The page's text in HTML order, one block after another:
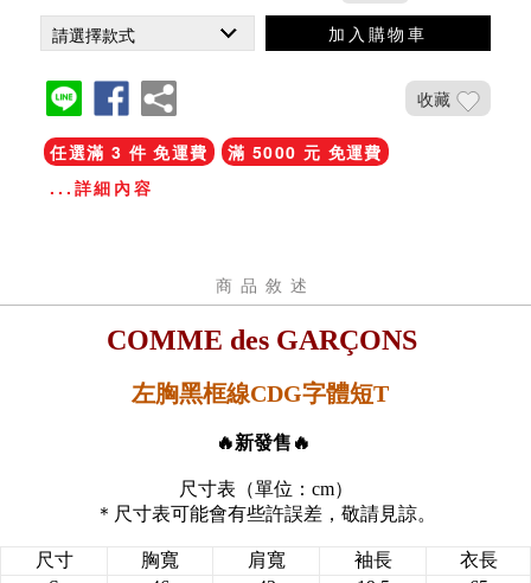
加入購物車
收藏
任選滿 3 件 免運費
滿 5000 元 免運費
...詳細內容
商品敘述